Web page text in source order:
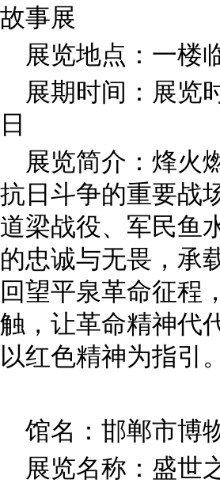
故事展
展览地点：一楼
展期时间：展览
日
展览简介：烽火
抗日斗争的重要战
道梁战役、军民
的忠诚与无畏，承
回望平泉革命征程
触，让革命精神代
以红色精神为指引
馆名：邯郸市博
展览名称：盛